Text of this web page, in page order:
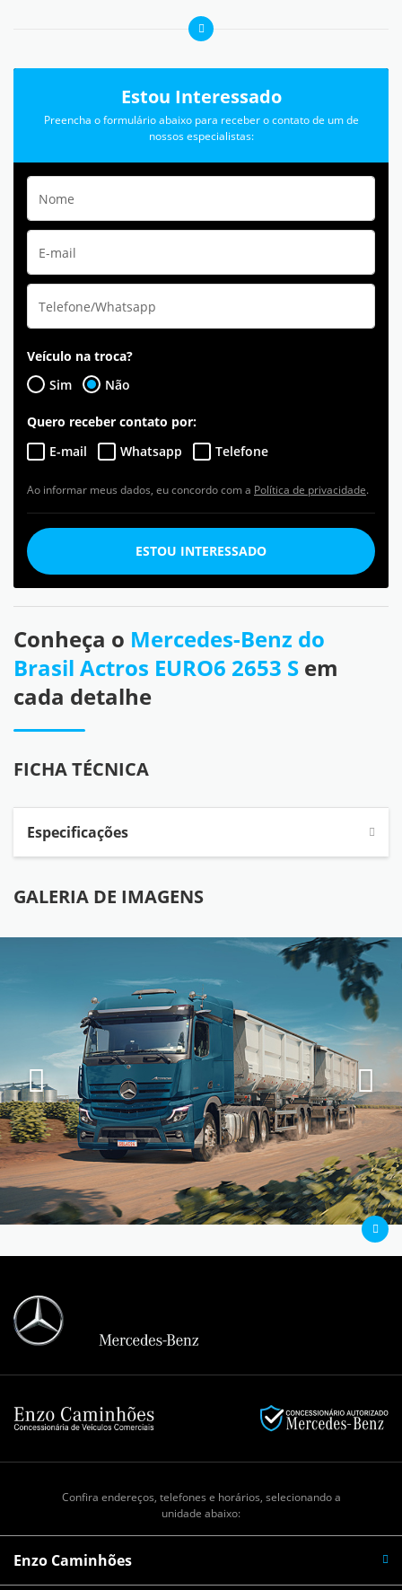
Estou Interessado
Preencha o formulário abaixo para receber o contato de um de
nossos especialistas:
Veículo na troca?
Sim
Não
Quero receber contato por:
E-mail
Whatsapp Telefone
Ao informar meus dados, eu concordo com a Política de privacidade.
ESTOU INTERESSADO
Conheça o Mercedes-Benz do
Brasil Actros EURO6 2653 S em
cada detalhe
FICHA TÉCNICA
Especificações
GALERIA DE IMAGENS
Confira endereços, telefones e horários, selecionando a
unidade abaixo:
Enzo Caminhões